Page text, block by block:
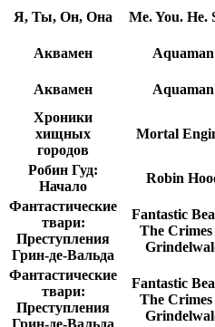
Я, Ты, Он, Она
Me. You. He.
Аквамен
Aquaman
Аквамен Aquaman
Хроники
хищных
городов
Mortal
Робин Гуд:
Начало
Robin
Фантастические
твари:
Преступления
Грин-де-Вальда
Fantastic
The Crimes
Фантастические
твари:
Преступления
Fantastic
The Crimes